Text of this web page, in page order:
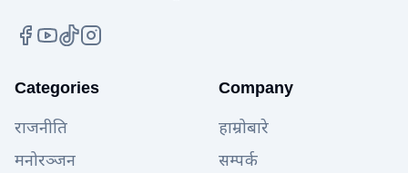
Categories
राजनीति
मनोरञ्जन
Company
हाम्रोबारे
सम्पर्क